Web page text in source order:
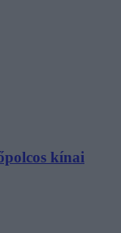
kínai